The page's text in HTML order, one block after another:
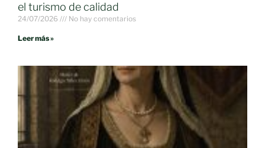
el turismo de calidad
24/07/2026 No hay comentarios
Leer más »